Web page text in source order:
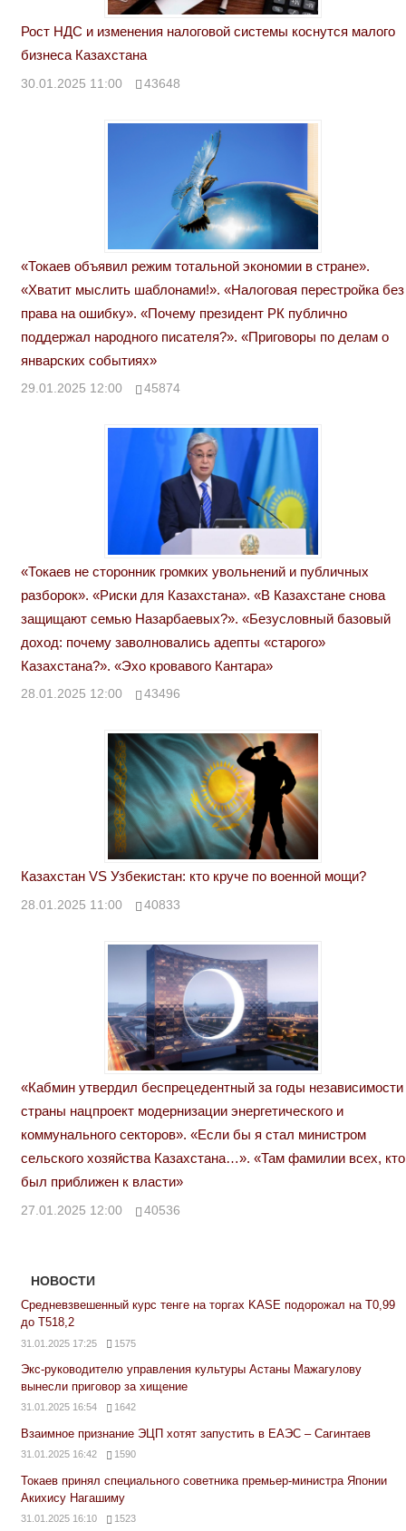
Рост НДС и изменения налоговой системы коснутся малого
бизнеса Казахстана
30.01.2025 11:00 43648
«Токаев объявил режим тотальной экономии в стране».
«Хватит мыслить шаблонами!». «Налоговая перестройка без
права на ошибку». «Почему президент РК публично
поддержал народного писателя?». «Приговоры по делам о
январских событиях»
29.01.2025 12:00 45874
«Токаев не сторонник громких увольнений и публичных
разборок». «Риски для Казахстана». «В Казахстане снова
защищают семью Назарбаевых?». «Безусловный базовый
доход: почему заволновались адепты «старого»
Казахстана?». «Эхо кровавого Кантара»
28.01.2025 12:00 43496
Казахстан VS Узбекистан: кто круче по военной мощи?
28.01.2025 11:00 40833
«Кабмин утвердил беспрецедентный за годы независимости
страны нацпроект модернизации энергетического и
коммунального секторов». «Если бы я стал министром
сельского хозяйства Казахстана…». «Там фамилии всех, кто
был приближен к власти»
27.01.2025 12:00 40536
НОВОСТИ
Средневзвешенный курс тенге на торгах KASE подорожал на Т0,99
до Т518,2
31.01.2025 17:25 1575
Экс-руководителю управления культуры Астаны Мажагулову
вынесли приговор за хищение
31.01.2025 16:54 1642
Взаимное признание ЭЦП хотят запустить в ЕАЭС – Сагинтаев
31.01.2025 16:42 1590
Токаев принял специального советника премьер-министра Японии
Акихису Нагашиму
31.01.2025 16:10 1523